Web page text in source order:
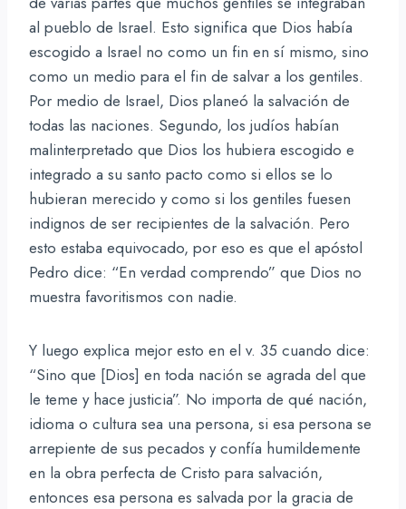
al pueblo de Israel. Esto significa que Dios había
escogido a Israel no como un fin en sí mismo, sino
como un medio para el fin de salvar a los gentiles.
Por medio de Israel, Dios planeó la salvación de
todas las naciones. Segundo, los judíos habían
malinterpretado que Dios los hubiera escogido e
integrado a su santo pacto como si ellos se lo
hubieran merecido y como si los gentiles fuesen
indignos de ser recipientes de la salvación. Pero
esto estaba equivocado, por eso es que el apóstol
Pedro dice: “En verdad comprendo” que Dios no
muestra favoritismos con nadie.
Y luego explica mejor esto en el v. 35 cuando dice:
“Sino que [Dios] en toda nación se agrada del que
le teme y hace justicia”. No importa de qué nación,
idioma o cultura sea una persona, si esa persona se
arrepiente de sus pecados y confía humildemente
en la obra perfecta de Cristo para salvación,
entonces esa persona es salvada por la gracia de